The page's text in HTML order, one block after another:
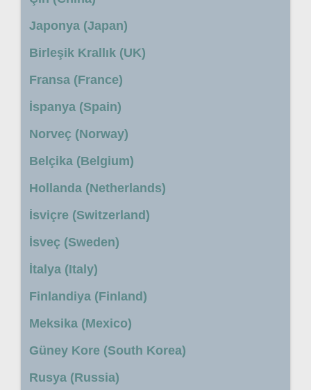
Japonya (Japan)
Birleşik Krallık (UK)
Fransa (France)
İspanya (Spain)
Norveç (Norway)
Belçika (Belgium)
Hollanda (Netherlands)
İsviçre (Switzerland)
İsveç (Sweden)
İtalya (Italy)
Finlandiya (Finland)
Meksika (Mexico)
Güney Kore (South Korea)
Rusya (Russia)